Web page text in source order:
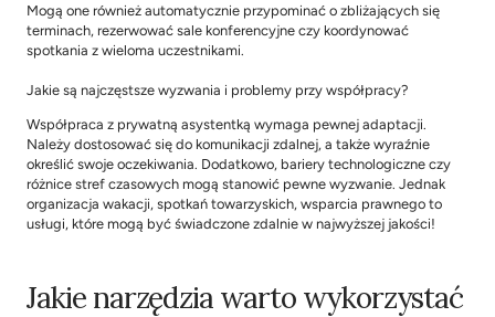
Mogą one również automatycznie przypominać o zbliżających się
terminach, rezerwować sale konferencyjne czy koordynować
spotkania z wieloma uczestnikami.
Jakie są najczęstsze wyzwania i problemy przy współpracy?
Współpraca z prywatną asystentką wymaga pewnej adaptacji.
Należy dostosować się do komunikacji zdalnej, a także wyraźnie
określić swoje oczekiwania. Dodatkowo, bariery technologiczne czy
organizacja wakacji, spotkań towarzyskich, wsparcia prawnego to
usługi, które mogą być świadczone zdalnie w najwyższej jakości!
Jakie narzędzia warto wykorzystać